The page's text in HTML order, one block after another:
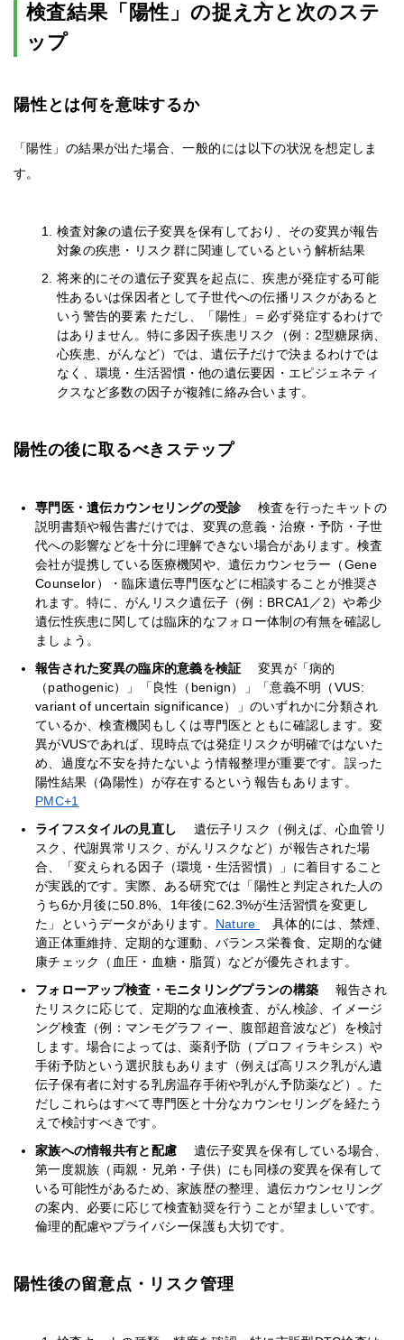
検査結果「陽性」の捉え方と次のステ
ップ
陽性とは何を意味するか
「陽性」の結果が出た場合、一般的には以下の状況を想定しま
す。
検査対象の遺伝子変異を保有しており、その変異が報告
対象の疾患・リスク群に関連しているという解析結果
将来的にその遺伝子変異を起点に、疾患が発症する可能
性あるいは保因者として子世代への伝播リスクがあると
いう警告的要素 ただし、「陽性」＝必ず発症するわけで
はありません。特に多因子疾患リスク（例：2型糖尿病、
心疾患、がんなど）では、遺伝子だけで決まるわけでは
なく、環境・生活習慣・他の遺伝要因・エピジェネティ
クスなど多数の因子が複雑に絡み合います。
陽性の後に取るべきステップ
専門医・遺伝カウンセリングの受診
検査を行ったキットの
説明書類や報告書だけでは、変異の意義・治療・予防・子世
代への影響などを十分に理解できない場合があります。検査
会社が提携している医療機関や、遺伝カウンセラー（Gene
Counselor）・臨床遺伝専門医などに相談することが推奨さ
れます。特に、がんリスク遺伝子（例：BRCA1／2）や希少
遺伝性疾患に関しては臨床的なフォロー体制の有無を確認し
ましょう。
報告された変異の臨床的意義を検証
変異が「病的
（pathogenic）」「良性（benign）」「意義不明（VUS:
variant of uncertain significance）」のいずれかに分類され
ているか、検査機関もしくは専門医とともに確認します。変
異がVUSであれば、現時点では発症リスクが明確ではないた
め、過度な不安を持たないよう情報整理が重要です。誤った
陽性結果（偽陽性）が存在するという報告もあります。
PMC+1
ライフスタイルの見直し
遺伝子リスク（例えば、心血管リ
スク、代謝異常リスク、がんリスクなど）が報告された場
合、「変えられる因子（環境・生活習慣）」に着目すること
が実践的です。実際、ある研究では「陽性と判定された人の
うち6か月後に50.8%、1年後に62.3%が生活習慣を変更し
た」というデータがあります。 Nature
具体的には、禁煙、
適正体重維持、定期的な運動、バランス栄養食、定期的な健
康チェック（血圧・血糖・脂質）などが優先されます。
フォローアップ検査・モニタリングプランの構築
報告され
たリスクに応じて、定期的な血液検査、がん検診、イメージ
ング検査（例：マンモグラフィー、腹部超音波など）を検討
します。場合によっては、薬剤予防（プロフィラキシス）や
手術予防という選択肢もあります（例えば高リスク乳がん遺
伝子保有者に対する乳房温存手術や乳がん予防薬など）。た
だしこれらはすべて専門医と十分なカウンセリングを経たう
えで検討すべきです。
家族への情報共有と配慮
遺伝子変異を保有している場合、
第一度親族（両親・兄弟・子供）にも同様の変異を保有して
いる可能性があるため、家族歴の整理、遺伝カウンセリング
の案内、必要に応じて検査勧奨を行うことが望ましいです。
倫理的配慮やプライバシー保護も大切です。
陽性後の留意点・リスク管理